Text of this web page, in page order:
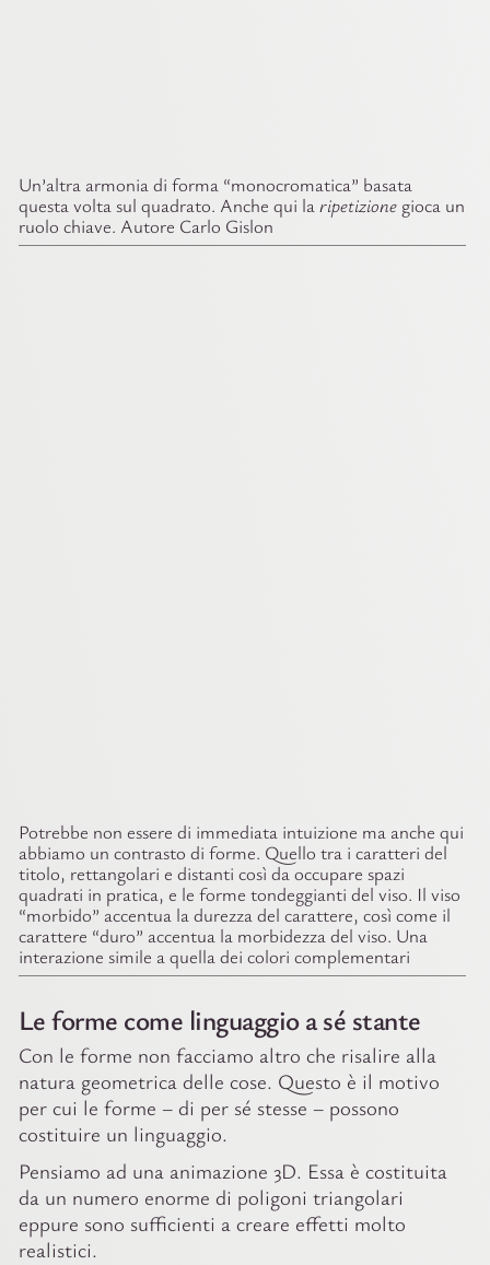
Un’altra armonia di forma “monocromatica” basata
questa volta sul quadrato. Anche qui laripetizionegioca un
ruolo chiave. Autore Carlo Gislon
Potrebbe non essere di immediata intuizione ma anche qui
abbiamo un contrasto di forme. Quello tra i caratteri del
titolo, rettangolari e distanti così da occupare spazi
quadrati in pratica, e le forme tondeggianti del viso. Il viso
“morbido” accentua la durezza del carattere, così come il
carattere “duro” accentua la morbidezza del viso. Una
interazione simile a quella dei colori complementari
Le forme come linguaggio a sé stante
Con le forme non facciamo altro che risalire alla
natura geometrica delle cose. Questo è il motivo
per cui le forme – di per sé stesse – possono
costituire un linguaggio.
Pensiamo ad una animazione 3D. Essa è costituita
da un numero enorme di poligoni triangolari
eppure sono sufficienti a creare effetti molto
realistici.